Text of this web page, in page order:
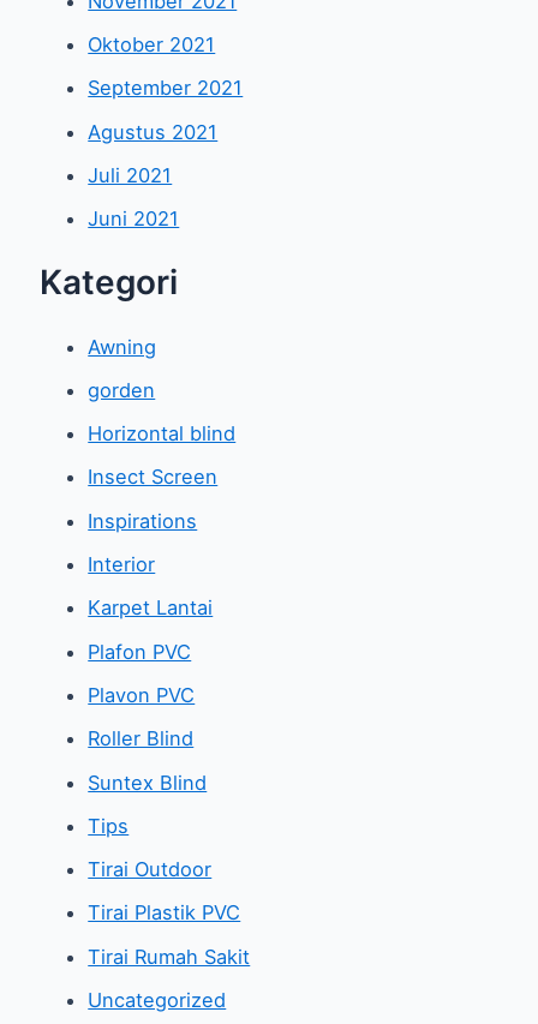
Oktober 2021
September 2021
Agustus 2021
Juli 2021
Juni 2021
Kategori
Awning
gorden
Horizontal blind
Insect Screen
Inspirations
Interior
Karpet Lantai
Plafon PVC
Plavon PVC
Roller Blind
Suntex Blind
Tips
Tirai Outdoor
Tirai Plastik PVC
Tirai Rumah Sakit
Uncategorized